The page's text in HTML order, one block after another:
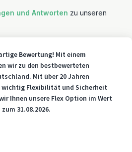
und Antworten zu unseren
Bewertung! Mit einem
wir zu den bestbewerteten
Mit über 20 Jahren
wichtig Flexibilität und Sicherheit
Ihnen unsere Flex Option im Wert
31.08.2026.